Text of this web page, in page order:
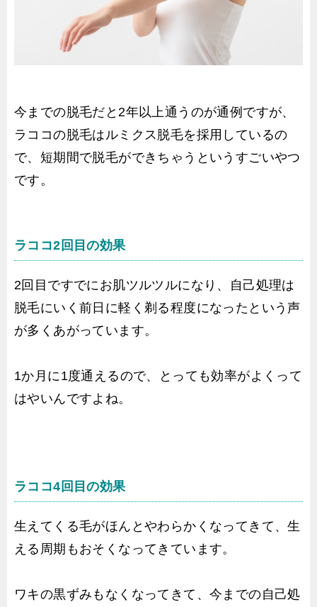
今までの脱毛だと2年以上通うのが通例ですが、
ラココの脱毛はルミクス脱毛を採用しているの
で、短期間で脱毛ができちゃうというすごいやつ
です。
ラココ2回目の効果
2回目ですでにお肌ツルツルになり、自己処理は
脱毛にいく前日に軽く剃る程度になったという声
が多くあがっています。
1か月に1度通えるので、とっても効率がよくって
はやいんですよね。
ラココ4回目の効果
生えてくる毛がほんとやわらかくなってきて、生
える周期もおそくなってきています。
ワキの黒ずみもなくなってきて、今までの自己処